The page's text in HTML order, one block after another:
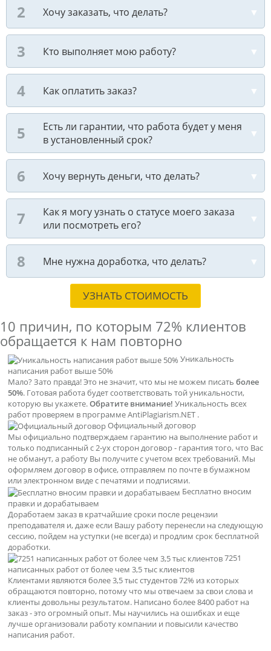
Хочу заказать, что делать?
Кто выполняет мою работу?
Как оплатить заказ?
Есть ли гарантии, что работа будет у меня
в установленный срок?
Хочу вернуть деньги, что делать?
Как я могу узнать о статусе моего заказа
или посмотреть его?
Мне нужна доработка, что делать?
УЗНАТЬ СТОИМОСТЬ
10 причин, по которым 72% клиентов
обращается к нам повторно
Уникальность
написания работ выше 50%
Мало? Зато правда! Это не значит, что мы не можем писать более
50%. Готовая работа будет соответствовать той уникальности,
которую вы укажете.Обратите внимание! Уникальность всех
работ проверяем в программе AntiPlagiarism.NET .
Официальный договор
Мы официально подтверждаем гарантию на выполнение работ и
только подписанный с 2-ух сторон договор - гарантия того, что Вас
не обманут, а работу Вы получите с учетом всех требований. Мы
оформляем договор в офисе, отправляем по почте в бумажном
или электронном виде с печатями и подписями.
Бесплатно вносим
правки и дорабатываем
Доработаем заказ в кратчайшие сроки после рецензии
преподавателя и, даже если Вашу работу перенесли на следующую
сессию, пойдем на уступки (не всегда) и продлим срок бесплатной
доработки.
7251
написанных работ от более чем 3,5 тыс клиентов
Клиентами являются более 3,5 тыс студентов 72% из которых
обращаются повторно, потому что мы отвечаем за свои слова и
клиенты довольны результатом. Написано более 8400 работ на
заказ - это огромный опыт. Мы научились на ошибках и еще
лучше организовали работу компании и повысили качество
написания работ.